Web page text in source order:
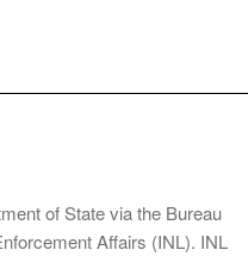
of State via the Bureau
Affairs (INL). INL